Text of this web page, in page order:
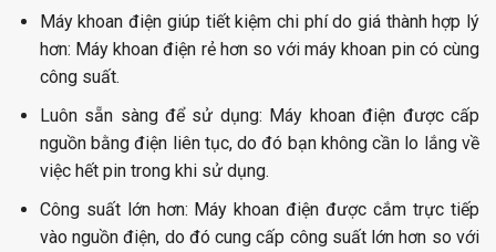
Máy khoan điện giúp tiết kiệm chi phí do giá thành hợp lý
hơn: Máy khoan điện rẻ hơn so với máy khoan pin có cùng
công suất.
Luôn sẵn sàng để sử dụng: Máy khoan điện được cấp
nguồn bằng điện liên tục, do đó bạn không cần lo lắng về
việc hết pin trong khi sử dụng.
Công suất lớn hơn: Máy khoan điện được cắm trực tiếp
vào nguồn điện, do đó cung cấp công suất lớn hơn so với